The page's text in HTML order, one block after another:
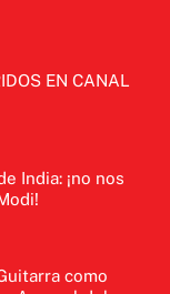
EN CANAL
India: ¡no nos
como